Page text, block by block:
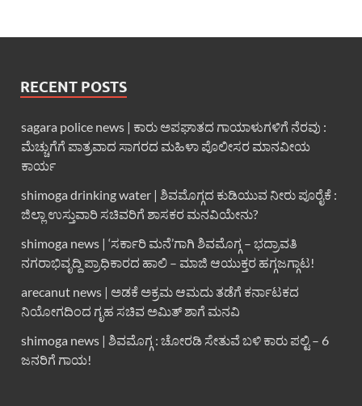
RECENT POSTS
sagara police news | ಕಾರು ಅಪಘಾತದ ಗಾಯಾಳುಗಳಿಗೆ ನೆರವು :
ಮೆಚ್ಚುಗೆಗೆ ಪಾತ್ರವಾದ ಸಾಗರದ ಮಹಿಳಾ ಪೊಲೀಸರ ಮಾನವೀಯ
ಕಾರ್ಯ
shimoga drinking water | ಶಿವಮೊಗ್ಗದ ಕುಡಿಯುವ ನೀರು ಪೂರೈಕೆ :
ಜಿಲ್ಲಾ ಉಸ್ತುವಾರಿ ಸಚಿವರಿಗೆ ಶಾಸಕರ ಮನವಿಯೇನು?
shimoga news | ‘ಸರ್ಕಾರಿ ಮನೆ’ಗಾಗಿ ಶಿವಮೊಗ್ಗ – ಭದ್ರಾವತಿ
ನಗರಾಭಿವೃದ್ದಿ ಪ್ರಾಧಿಕಾರದ ಹಾಲಿ – ಮಾಜಿ ಆಯುಕ್ತರ ಹಗ್ಗಜಗ್ಗಾಟ!
arecanut news | ಅಡಕೆ ಅಕ್ರಮ ಆಮದು ತಡೆಗೆ ಕರ್ನಾಟಕದ
ನಿಯೋಗದಿಂದ ಗೃಹ ಸಚಿವ ಅಮಿತ್ ಶಾಗೆ ಮನವಿ
shimoga news | ಶಿವಮೊಗ್ಗ : ಚೋರಡಿ ಸೇತುವೆ ಬಳಿ ಕಾರು ಪಲ್ಟಿ – 6
ಜನರಿಗೆ ಗಾಯ!